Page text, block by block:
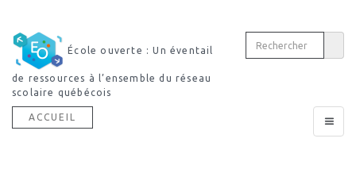
École ouverte : Un éventail
de ressources à l’ensemble du réseau
scolaire québécois
Toggle
ACCUEIL